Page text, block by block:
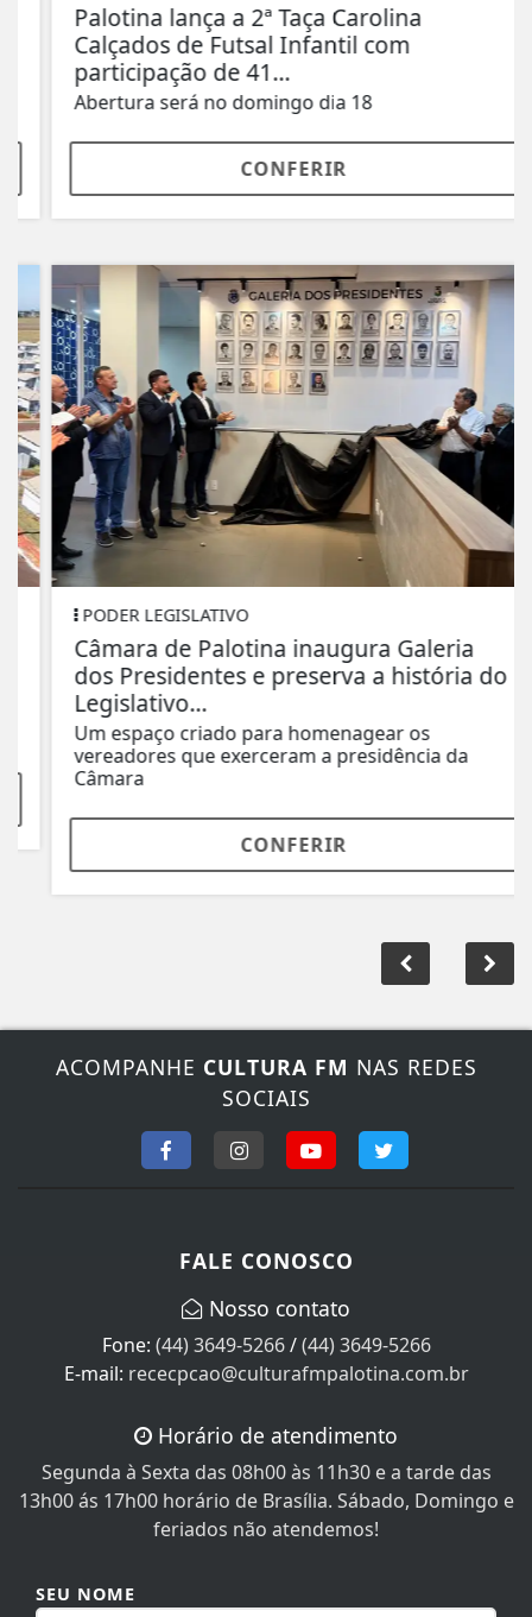
Palotina lança a 2ª Taça Carolina
Calçados de Futsal Infantil com
participação de 41...
Abertura será no domingo dia 18
CONFERIR
PODER LEGISLATIVO
Câmara de Palotina inaugura Galeria
dos Presidentes e preserva a história do
Legislativo...
Um espaço criado para homenagear os
vereadores que exerceram a presidência da
Câmara
CONFERIR
ACOMPANHE CULTURA FM NAS REDES
SOCIAIS
FALE CONOSCO
Nosso contato
Fone: (44) 3649-5266/(44) 3649-5266
E-mail: rececpcao@culturafmpalotina.com.br
Horário de atendimento
Segunda à Sexta das 08h00 às 11h30 e a tarde das
13h00 ás 17h00 horário de Brasília. Sábado, Domingo e
feriados não atendemos!
SEU NOME